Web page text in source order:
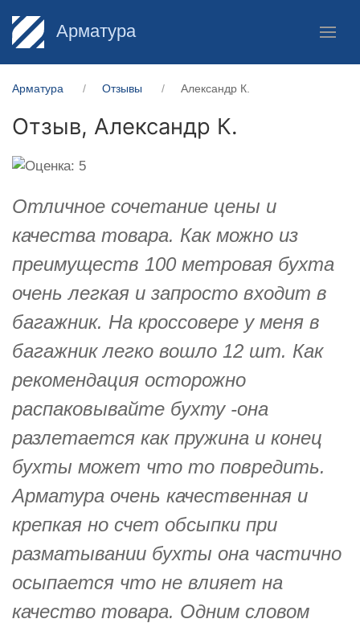
Арматура
Арматура Отзывы Александр К.
Отзыв, Александр К.
Отличное сочетание цены и
качества товара. Как можно из
преимуществ 100 метровая бухта
очень легкая и запросто входит в
багажник. На кроссовере у меня в
багажник легко вошло 12 шт. Как
рекомендация осторожно
распаковывайте бухту -она
разлетается как пружина и конец
бухты может что то повредить.
Арматура очень качественная и
крепкая но счет обсыпки при
разматывании бухты она частично
осыпается что не влияет на
качество товара. Одним словом